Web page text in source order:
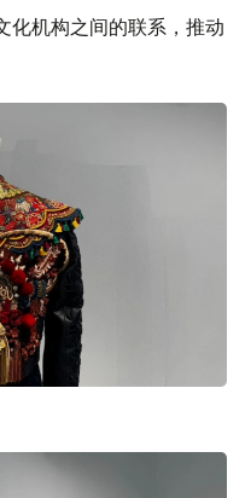
化机构之间的联系，推动